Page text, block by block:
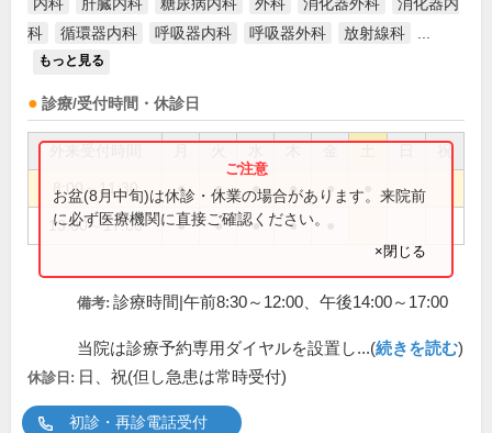
科
循環器内科 呼吸器内科 呼吸器外科 放射線科
もっと見る
診療/受付時間・休診日
祝
8:00～11:30 ● ● ● ● ●
13:00～17:00 ● ● ● ●
お盆(8月中旬)は休診・休業の場合があります。来院前
に必ず医療機関に直接ご確認ください。
×閉じる
備考: 診療時間|午前8:30～12:00、午後14:00～17:00
当院は診療予約専用ダイヤルを設置し...(続きを読む)
休診日: 日、祝(但し急患は常時受付)
初診・再診電話受付